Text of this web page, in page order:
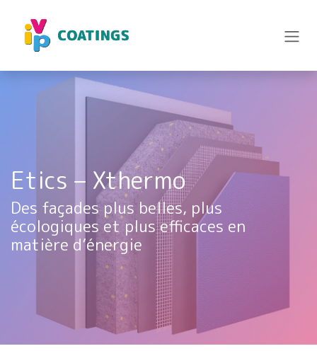
Etics – Xthermo
Des façades plus belles, plus
écologiques et plus efficaces en
matière d’énergie